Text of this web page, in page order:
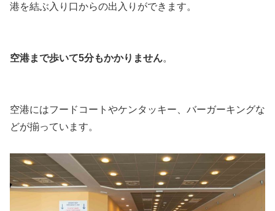
港を結ぶ入り口からの出入りができます。
空港まで歩いて5分もかかりません。
空港にはフードコートやケンタッキー、バーガーキングな
どが揃っています。